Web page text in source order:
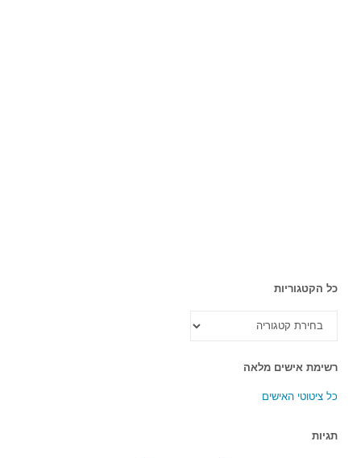
כל הקטגוריות
הקטגוריות
רשימת אישים מלאה
כל ציטוטי האישים
תגיות